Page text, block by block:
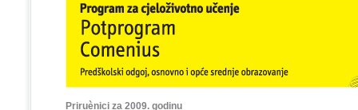
Priruènici za 2009. godinu